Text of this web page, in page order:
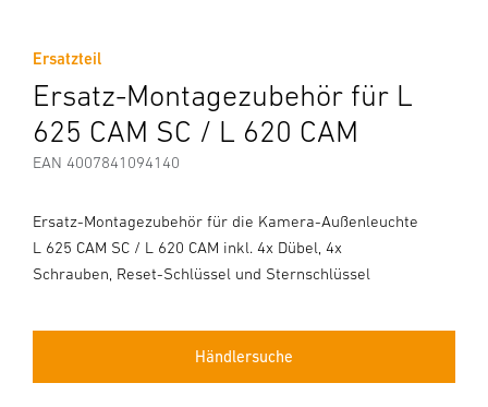
Ersatzteil
Ersatz-Montagezubehör für L
625 CAM SC / L 620 CAM
EAN 4007841094140
Ersatz-Montagezubehör für die Kamera-Außenleuchte
L 625 CAM SC / L 620 CAM inkl. 4x Dübel, 4x
Schrauben, Reset-Schlüssel und Sternschlüssel
Händlersuche